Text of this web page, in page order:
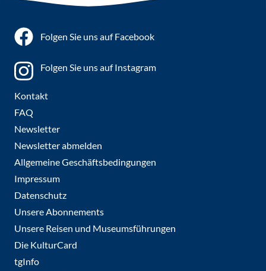
Folgen Sie uns auf Facebook
Folgen Sie uns auf Instagram
Kontakt
FAQ
Newsletter
Newsletter abmelden
Allgemeine Geschäftsbedingungen
Impressum
Datenschutz
Unsere Abonnements
Unsere Reisen und Museumsführungen
Die KulturCard
tgInfo